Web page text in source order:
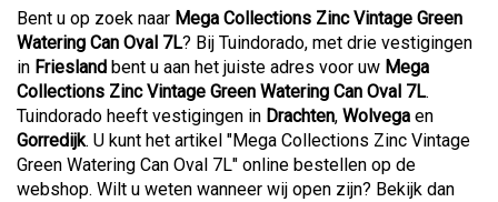
Bent u op zoek naar Mega Collections Zinc Vintage Green
Watering Can Oval 7L? Bij Tuindorado, met drie vestigingen
in Friesland bent u aan het juiste adres voor uw Mega
Collections Zinc Vintage Green Watering Can Oval 7L.
Tuindorado heeft vestigingen in Drachten, Wolvega en
Gorredijk. U kunt het artikel "Mega Collections Zinc Vintage
Green Watering Can Oval 7L" online bestellen op de
webshop. Wilt u weten wanneer wij open zijn? Bekijk dan